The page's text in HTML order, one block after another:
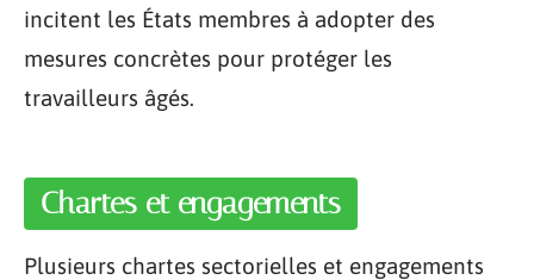
incitent les États membres à adopter des
mesures concrètes pour protéger les
travailleurs âgés.
Chartes et engagements
Plusieurs chartes sectorielles et engagements